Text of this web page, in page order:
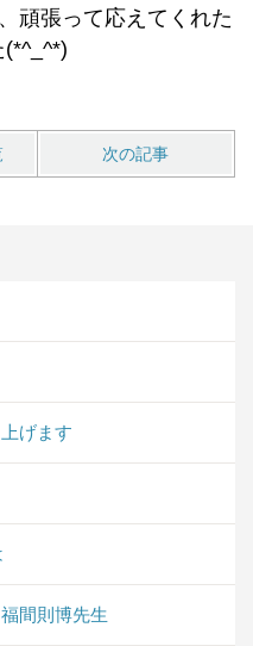
頑張って応えてくれた
次の記事
げます
間則博先生